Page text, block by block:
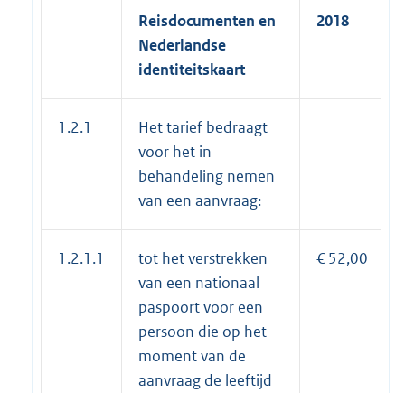
Reisdocumenten en
Nederlandse
identiteitskaart
2018
1.2.1
Het tarief bedraagt
voor het in
behandeling nemen
van een aanvraag:
1.2.1.1
tot het verstrekken
van een nationaal
paspoort voor een
persoon die op het
moment van de
aanvraag de leeftijd
€ 52,00